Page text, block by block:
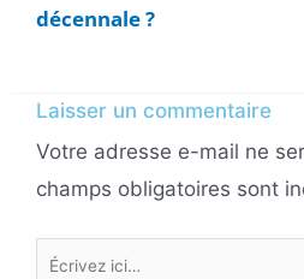
décennale ?
Laisser un commentaire
Votre adresse e-mail ne
champs obligatoires sont
Écrivez